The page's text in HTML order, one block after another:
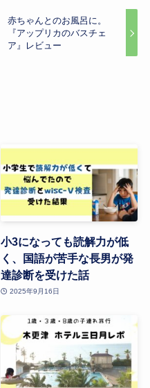
赤ちゃんとのお風呂に。
『アップリカのバスチェ
ア』レビュー
小3になっても読解力が低
く、国語が苦手な長男が発
達診断を受けた話
2025年9月16日